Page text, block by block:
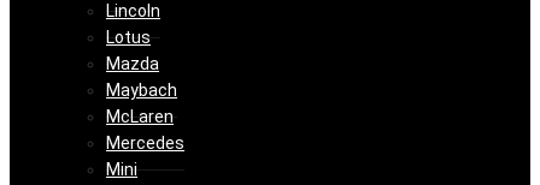
Lincoln
Lotus
Mazda
Maybach
McLaren
Mercedes
Mini